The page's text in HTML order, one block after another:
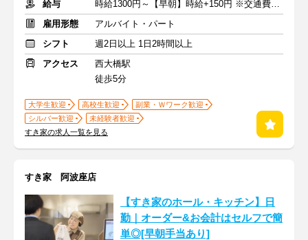
給与
時給1300円～【早朝】時給+150円 ※交通費支給
雇用形態
アルバイト・パート
シフト
週2日以上 1日2時間以上
アクセス
西大橋駅
徒歩5分
大学生歓迎 高校生歓迎
副業・Ｗワーク歓迎
シルバー歓迎
未経験者歓迎
すき家の求人一覧を見る
すき家 阿波座店
【すき家のホール・キッチン】日
勤｜オーダー&お会計はセルフで簡
単◎[早朝手当あり]